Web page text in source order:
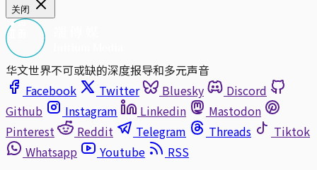
关闭
华文世界不可或缺的深度报导和多元声音
Facebook
Twitter Bluesky
Discord
Github
Instagram Linkedin
Mastodon
Pinterest
Reddit Telegram Threads
Tiktok
Whatsapp
Youtube
RSS